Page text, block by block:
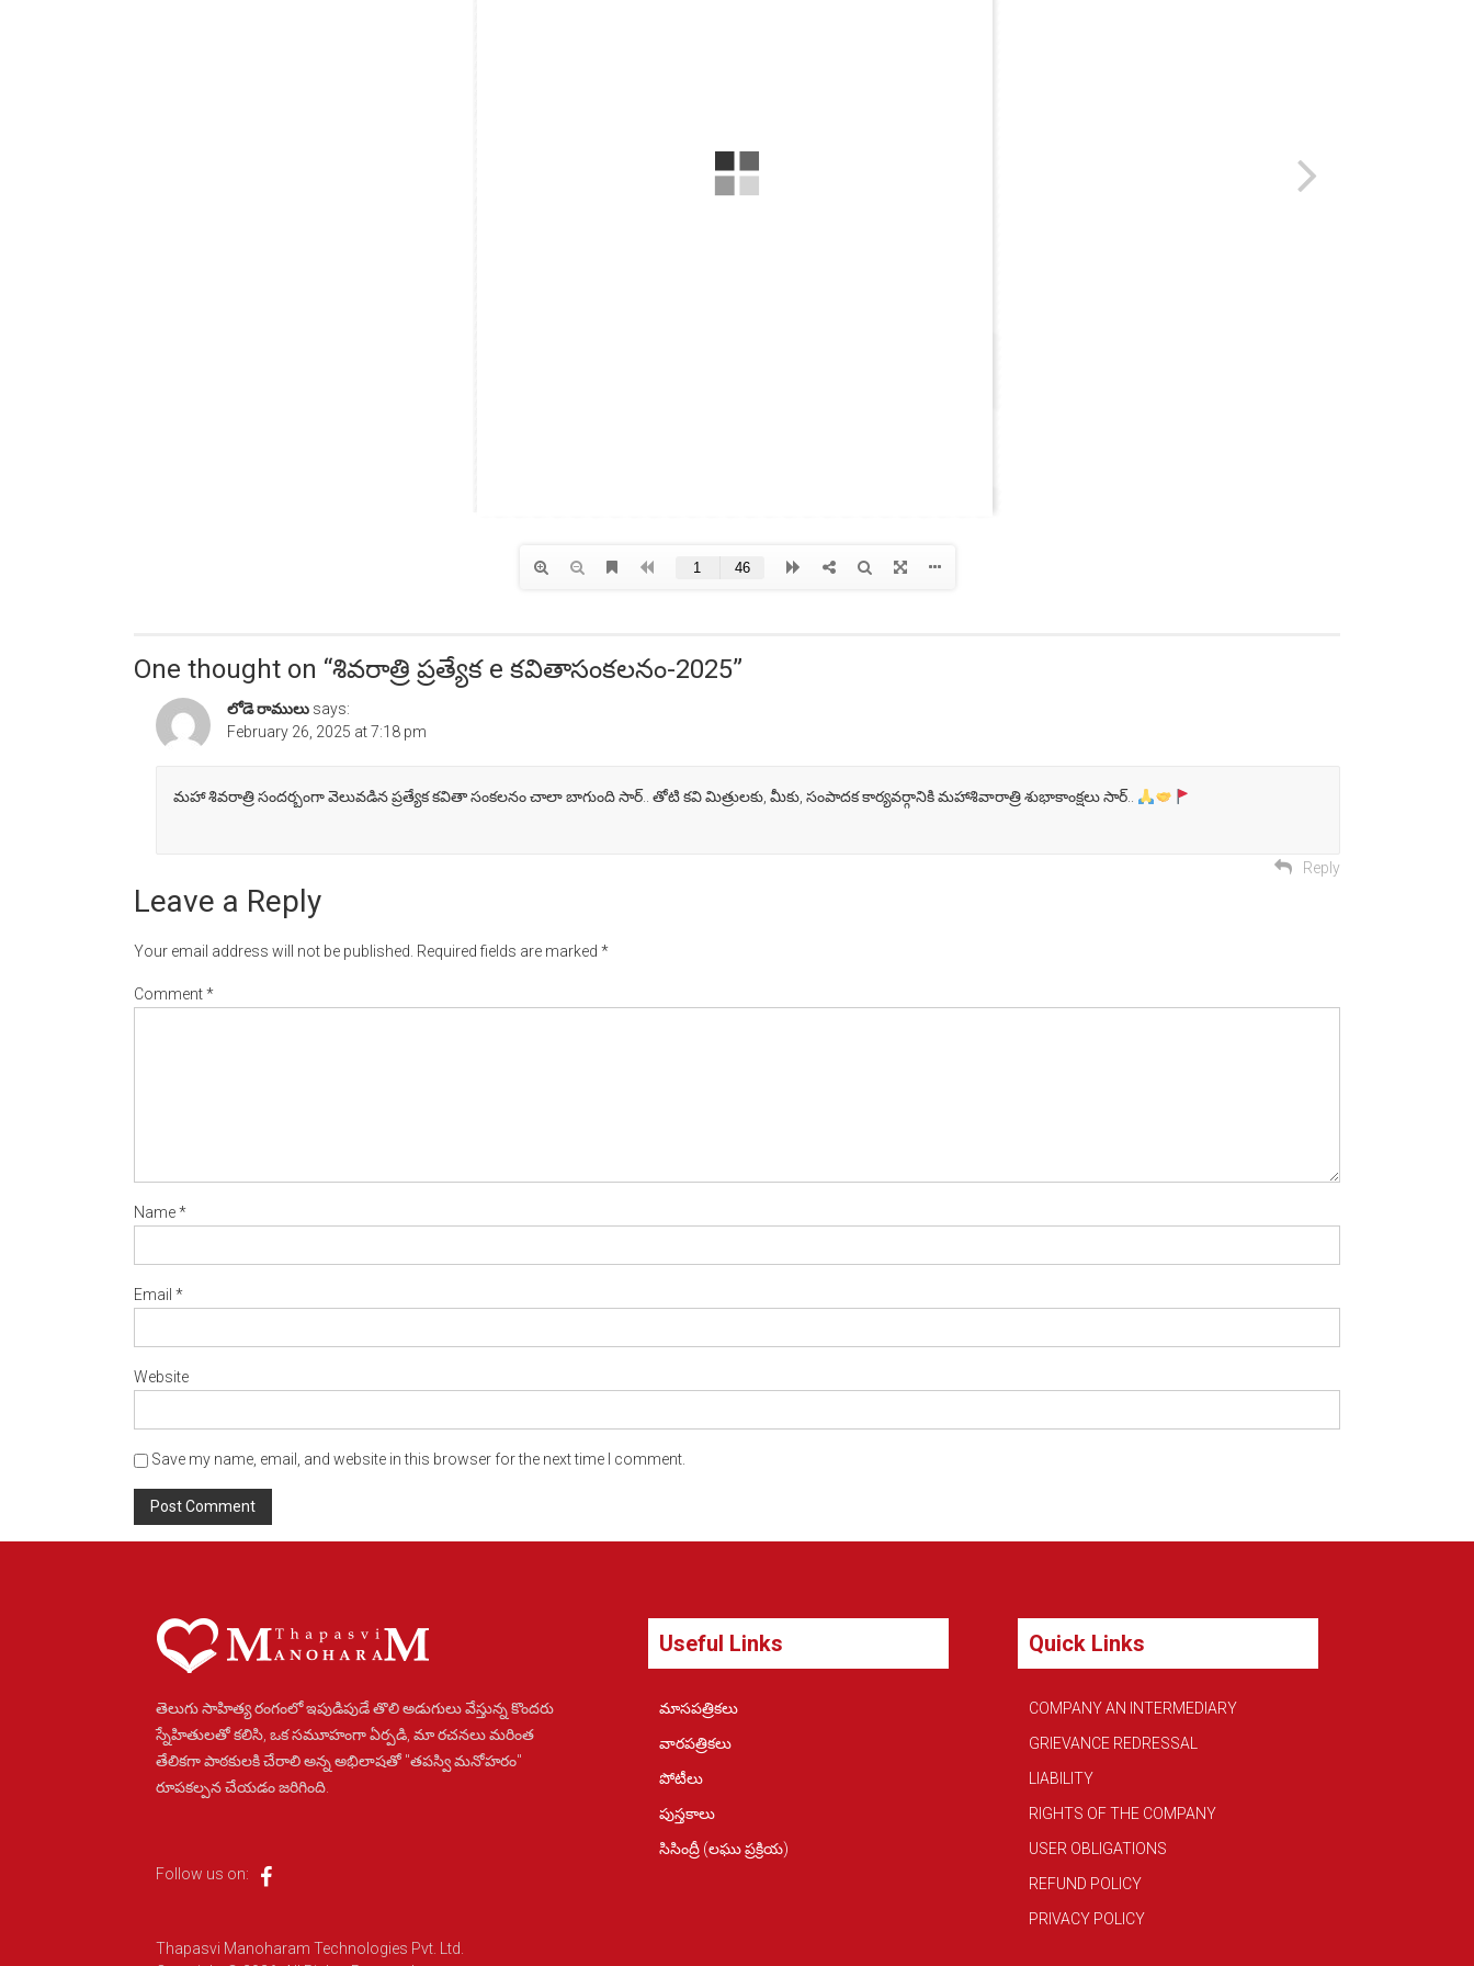
One thought on “శివరాత్రి ప్రత్యేక e కవితాసంకలనం-2025”
లోడె రాములు says:
February 26, 2025 at 7:18 pm
మహా శివరాత్రి సందర్బంగా వెలువడిన ప్రత్యేక కవితా సంకలనం చాలా బాగుంది సార్.. తోటి కవి మిత్రులకు, మీకు, సంపాదక కార్యవర్గానికి మహాశివారాత్రి శుభాకాంక్షలు సార్..
Reply
Leave a Reply
Your email address will not be published. Required fields are marked *
Comment*
Name*
Email *
Website
Save my name, email, and website in this browser for the next time I comment.
తెలుగు సాహిత్య రంగంలో ఇపుడిపుడే తొలి అడుగులు వేస్తున్న కొందరు
స్నేహితులతో కలిసి, ఒక సమూహంగా ఏర్పడి, మా రచనలు మరింత
తేలికగా పాఠకులకి చేరాలి అన్న అభిలాషతో "తపస్వి మనోహరం"
రూపకల్పన చేయడం జరిగింది.
Follow us on:
Thapasvi Manoharam Technologies Pvt. Ltd.
Useful Links
మాసపత్రికలు
వారపత్రికలు
పోటీలు
పుస్తకాలు
సిసింద్రీ (లఘు ప్రక్రియ)
Quick Links
COMPANY AN INTERMEDIARY
GRIEVANCE REDRESSAL
LIABILITY
RIGHTS OF THE COMPANY
USER OBLIGATIONS
REFUND POLICY
PRIVACY POLICY